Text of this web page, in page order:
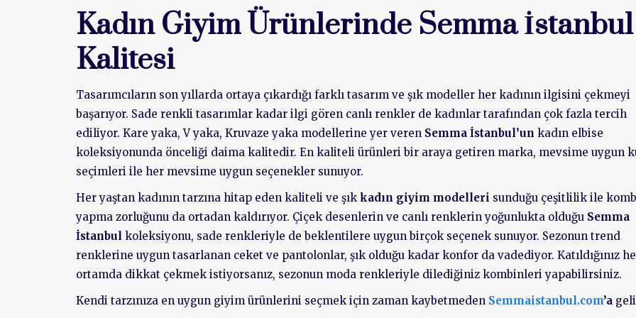
Kadın Giyim Ürünlerinde Semma İstanbul
Kalitesi
Tasarımcıların son yıllarda ortaya çıkardığı farklı tasarım ve şık modeller her kadının ilgisini çekmeyi
başarıyor. Sade renkli tasarımlar kadar ilgi gören canlı renkler de kadınlar tarafından çok fazla tercih
ediliyor. Kare yaka, V yaka, Kruvaze yaka modellerine yer veren Semma İstanbul’un kadın elbise
koleksiyonunda önceliği daima kalitedir. En kaliteli ürünleri bir araya getiren marka, mevsime uygun
seçimleri ile her mevsime uygun seçenekler sunuyor.
Her yaştan kadının tarzına hitap eden kaliteli ve şık kadın giyim modelleri sunduğu çeşitlilik ile
yapma zorluğunu da ortadan kaldırıyor. Çiçek desenlerin ve canlı renklerin yoğunlukta olduğu Semma
İstanbul koleksiyonu, sade renkleriyle de beklentilere uygun birçok seçenek sunuyor. Sezonun trend
renklerine uygun tasarlanan ceket ve pantolonlar, şık olduğu kadar konfor da vadediyor. Katıldığınız
ortamda dikkat çekmek istiyorsanız, sezonun moda renkleriyle dilediğiniz kombinleri yapabilirsiniz.
Kendi tarzınıza en uygun giyim ürünlerini seçmek için zaman kaybetmeden Semmaistanbul.com’a